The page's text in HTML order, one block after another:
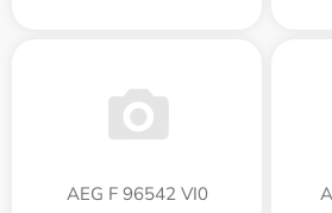
AEG F 96542 VI0